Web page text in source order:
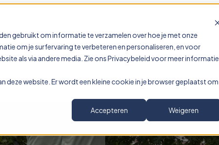
gebruikt om informatie te verzamelen over hoe je met onze
om je surfervaring te verbeteren en personaliseren, en voor
als via andere media. Zie ons Privacybeleid voor meer informatie
deze website. Er wordt een kleine cookie in je browser geplaatst om
Accepteren
Weigeren
for Digitaal Procederen Digitaal Procederen Prijzen
is een stap vooruit!